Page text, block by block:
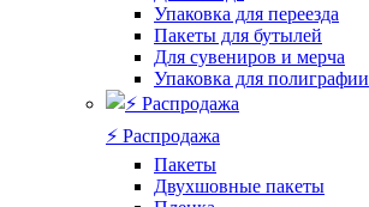
Упаковка для переезда
Пакеты для бутылей
Для сувениров и мерча
Упаковка для полиграфии
⚡️ Распродажа
Пакеты
Двухшовные пакеты